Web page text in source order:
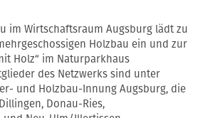
im Wirtschaftsraum Augsburg lädt zu
Holzbau ein und zur
Holz“ im Naturparkhaus
des Netzwerks sind unter
und Holzbau-Innung Augsburg, die
Donau-Ries,